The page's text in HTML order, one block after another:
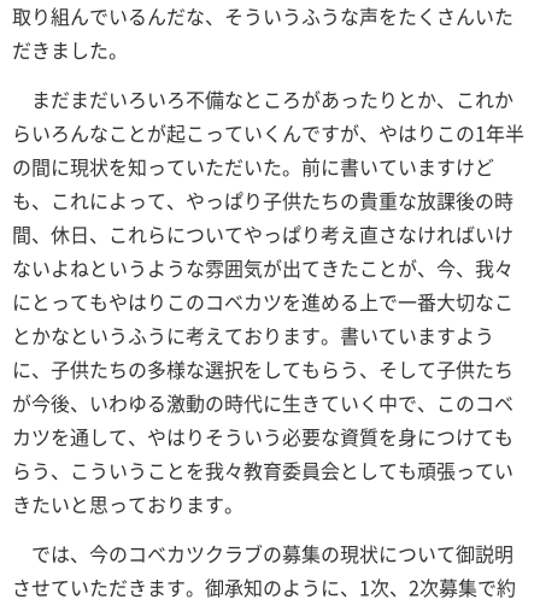
取り組んでいるんだな、そういうふうな声をたくさんいた
だきました。
まだまだいろいろ不備なところがあったりとか、これか
らいろんなことが起こっていくんですが、やはりこの1年半
の間に現状を知っていただいた。前に書いていますけど
も、これによって、やっぱり子供たちの貴重な放課後の時
間、休日、これらについてやっぱり考え直さなければいけ
ないよねというような雰囲気が出てきたことが、今、我々
にとってもやはりこのコベカツを進める上で一番大切なこ
とかなというふうに考えております。書いていますよう
に、子供たちの多様な選択をしてもらう、そして子供たち
が今後、いわゆる激動の時代に生きていく中で、このコベ
カツを通して、やはりそういう必要な資質を身につけても
らう、こういうことを我々教育委員会としても頑張ってい
きたいと思っております。
では、今のコベカツクラブの募集の現状について御説明
させていただきます。御承知のように、1次、2次募集で約